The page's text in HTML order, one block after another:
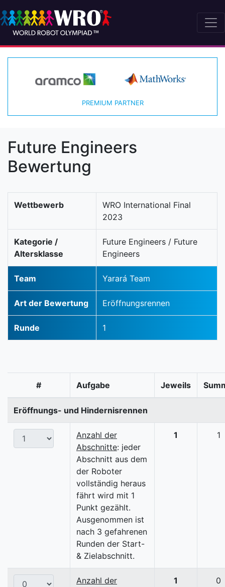
PREMIUM PARTNER
Future Engineers
Bewertung
Wettbewerb
WRO International Final
2023
Kategorie /
Altersklasse
Future Engineers / Future
Engineers
Team Yarará Team
Art der Bewertung Eröffnungsrennen
Runde 1
# Aufgabe Jeweils
Eröffnungs- und Hindernisrennen
Anzahl der
Abschnitte: jeder
Abschnitt aus dem
der Roboter
vollständig heraus
fährt wird mit 1
Punkt gezählt.
Ausgenommen ist
nach 3 gefahrenen
Runden der Start-
& Zielabschnitt.
1 1
Anzahl der
1 0